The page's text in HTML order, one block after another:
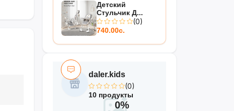
Детский
Стульчик Д...
(0)
740.00с.
daler.kids
(0)
10 продукты
0%